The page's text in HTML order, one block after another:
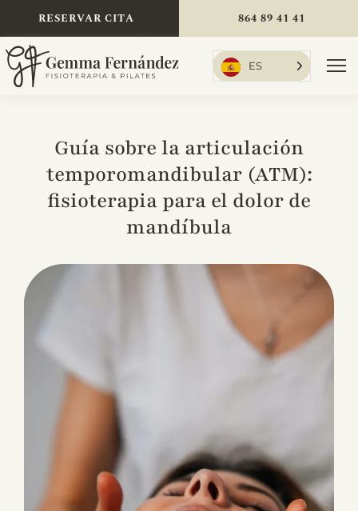
content
RESERVAR CITA 864 89 41 41
ES
Inicio
Tratamientos
Sobre mí
Guía sobre la articulación
temporomandibular (ATM):
fisioterapia para el dolor de
mandíbula